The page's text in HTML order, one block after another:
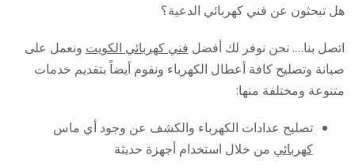
هل تبحثون عن فني كهربائي الدعية؟
اتصل بنا…. نحن نوفر لك أفضل فني كهربائي الكويت ونعمل على
صيانة وتصليح كافة أعطال الكهرباء ونقوم أيضاً بتقديم خدمات
متنوعة ومختلفة منها:
تصليح عدادات الكهرباء والكشف عن وجود أي ماس
كهربائي من خلال استخدام أجهزة حديثة